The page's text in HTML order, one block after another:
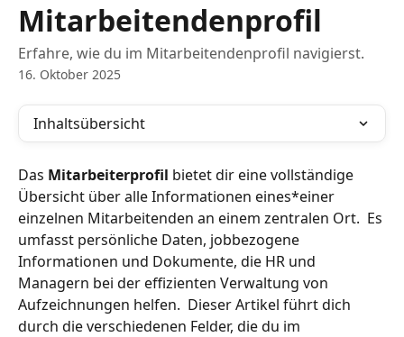
Mitarbeitendenprofil
Erfahre, wie du im Mitarbeitendenprofil navigierst.
16. Oktober 2025
Inhaltsübersicht
Das Mitarbeiterprofil bietet dir eine vollständige
Übersicht über alle Informationen eines*einer
einzelnen Mitarbeitenden an einem zentralen Ort.  Es
umfasst persönliche Daten, jobbezogene
Informationen und Dokumente, die HR und
Managern bei der effizienten Verwaltung von
Aufzeichnungen helfen.  Dieser Artikel führt dich
durch die verschiedenen Felder, die du im